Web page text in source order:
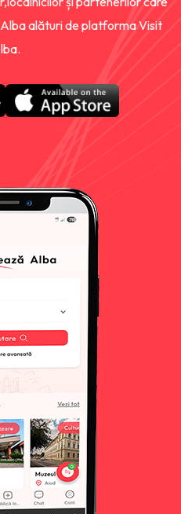
alături de platforma Visit